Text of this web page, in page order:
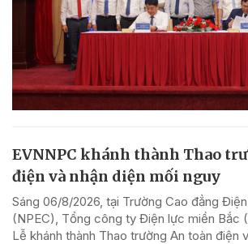
EVNNPC khánh thành Thao
điện và nhận diện mối nguy
Sáng 06/8/2026, tại Trường Cao đẳng
(NPEC), Tổng công ty Điện lực miền Bắc
Lễ khánh thành Thao trường An toàn điện